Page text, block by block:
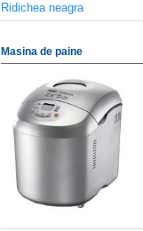
Ridichea neagra
Masina de paine